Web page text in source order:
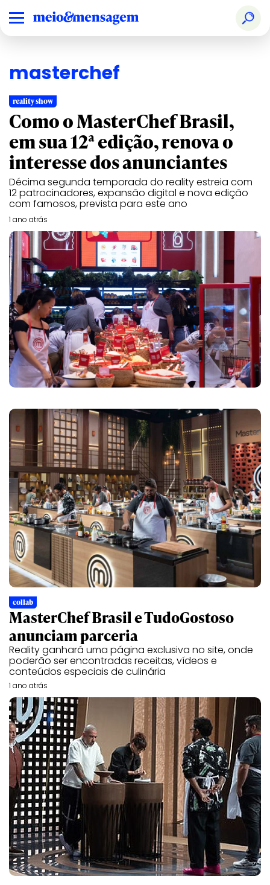
masterchef
reality show
Como o MasterChef Brasil,
em sua 12ª edição, renova o
interesse dos anunciantes
Décima segunda temporada do reality estreia com
12 patrocinadores, expansão digital e nova edição
com famosos, prevista para este ano
1 ano atrás
collab
MasterChef Brasil e TudoGostoso
anunciam parceria
Reality ganhará uma página exclusiva no site, onde
poderão ser encontradas receitas, vídeos e
conteúdos especiais de culinária
1 ano atrás